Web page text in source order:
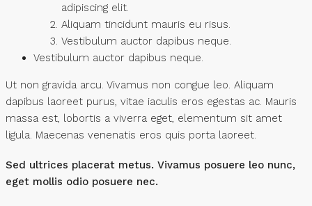
adipiscing elit.
Aliquam tincidunt mauris eu risus.
Vestibulum auctor dapibus neque.
Vestibulum auctor dapibus neque.
Ut non gravida arcu. Vivamus non congue leo. Aliquam
dapibus laoreet purus, vitae iaculis eros egestas ac. Mauris
massa est, lobortis a viverra eget, elementum sit amet
ligula. Maecenas venenatis eros quis porta laoreet.
Sed ultrices placerat metus. Vivamus posuere leo nunc,
eget mollis odio posuere nec.